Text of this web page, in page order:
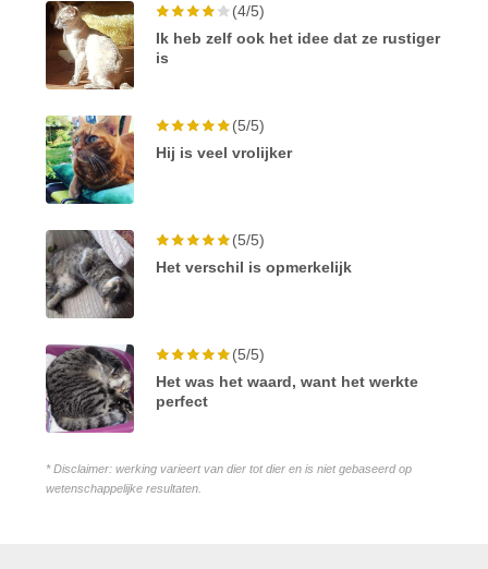
(4/5)
Ik heb zelf ook het idee dat ze rustiger
is
(5/5)
Hij is veel vrolijker
(5/5)
Het verschil is opmerkelijk
(5/5)
Het was het waard, want het werkte
perfect
* Disclaimer: werking varieert van dier tot dier en is niet gebaseerd op
wetenschappelijke resultaten.